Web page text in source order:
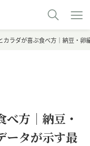
カラダが喜ぶ食べ方｜納豆・卵
方｜納豆・
ータが示す最